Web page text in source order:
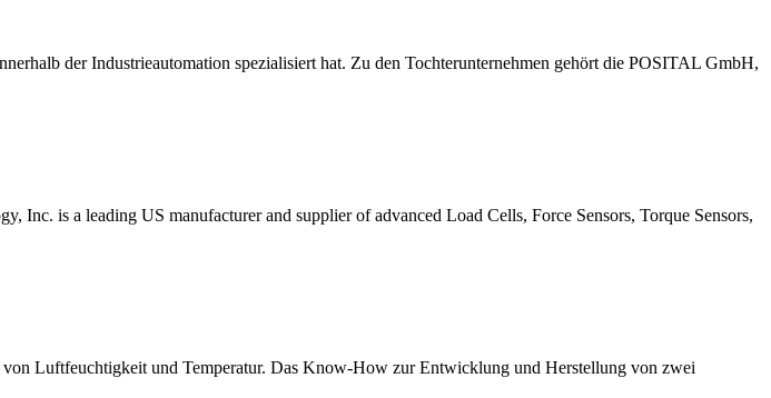
der Industrieautomation spezialisiert hat. Zu den Tochterunternehmen gehört die POSITAL GmbH,
Inc. is a leading US manufacturer and supplier of advanced Load Cells, Force Sensors, Torque Sensors,
Luftfeuchtigkeit und Temperatur. Das Know-How zur Entwicklung und Herstellung von zwei